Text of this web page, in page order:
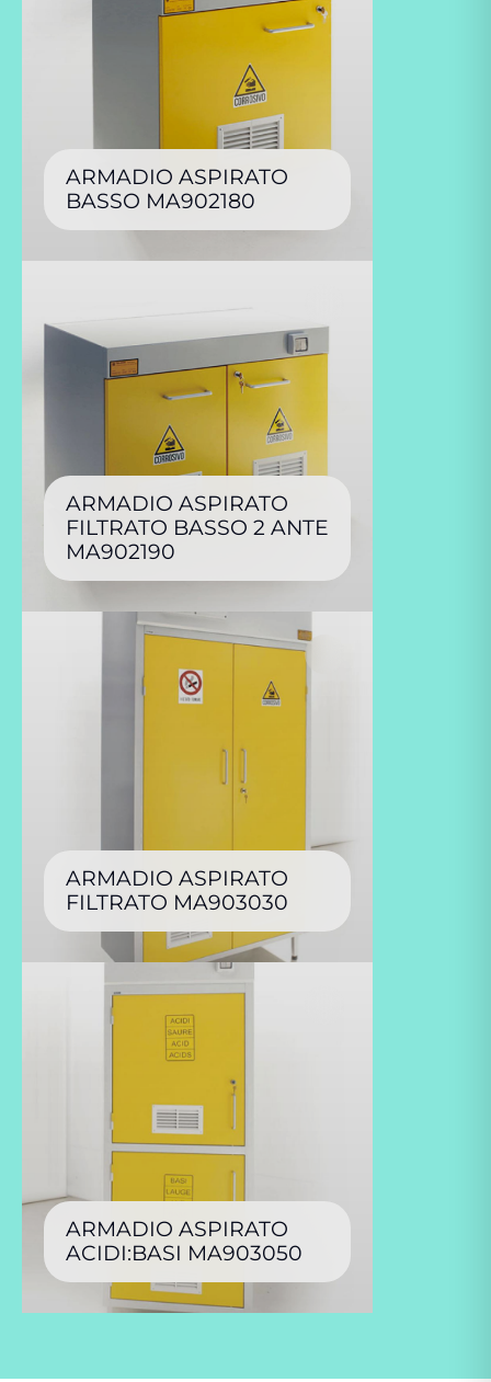
ARMADIO ASPIRATO
BASSO MA902180
ARMADIO ASPIRATO
FILTRATO BASSO 2 ANTE
MA902190
ARMADIO ASPIRATO
FILTRATO MA903030
ARMADIO ASPIRATO
ACIDI:BASI MA903050